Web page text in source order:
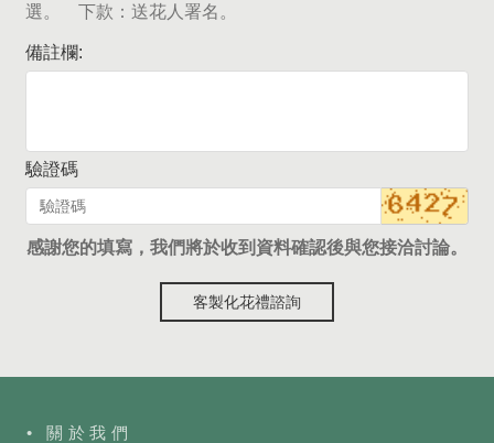
選。 下款：送花人署名。
備註欄:
驗證碼
感謝您的填寫，我們將於收到資料確認後與您接洽討論。
客製化花禮諮詢
• 關於我們